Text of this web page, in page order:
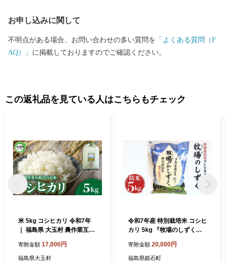
お申し込みに関して
不明点がある場合、お問い合わせの多い質問を 「よくある質問（F
AQ）」 に掲載しておりますのでご確認ください。
この返礼品を見ている人はこちらもチェック
米 5kg コシヒカリ 令和7年
｜ 福島県 大玉村 農作業互助
作り 精米 令和7年産 2025年
産 ｜ gj-kh05-R7
寄附金額 17,000円
福島県大玉村
令和7年産 特別栽培米 コシヒ
カリ 5kg 『牧場のしずく』
福島県 鏡石町 F6Q-070
寄附金額 20,000円
福島県鏡石町